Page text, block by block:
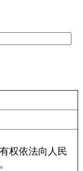
权依法向人民